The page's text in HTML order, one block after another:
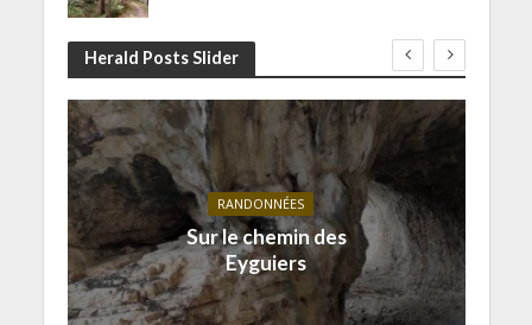
Herald Posts Slider
RANDONNÉES
Sur le chemin des
Eyguiers